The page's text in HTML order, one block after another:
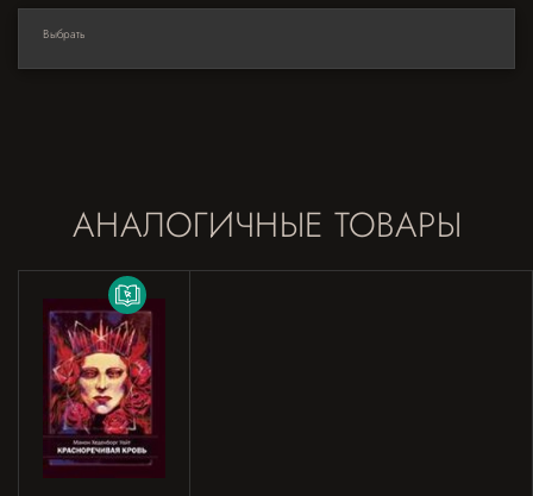
Выбрать
АНАЛОГИЧНЫЕ ТОВАРЫ